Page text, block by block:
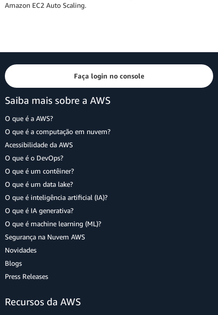
Amazon EC2 Auto Scaling.
Faça login no console
Saiba mais sobre a AWS
O que é a AWS?
O que é a computação em nuvem?
Acessibilidade da AWS
O que é o DevOps?
O que é um contêiner?
O que é um data lake?
O que é inteligência artificial (IA)?
O que é IA generativa?
O que é machine learning (ML)?
Segurança na Nuvem AWS
Novidades
Blogs
Press Releases
Recursos da AWS